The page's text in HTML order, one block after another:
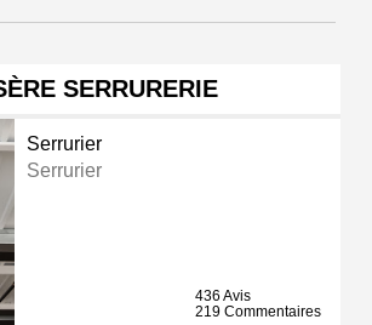
SERRURERIE
Serrurier
Serrurier
436 Avis
219 Commentaires